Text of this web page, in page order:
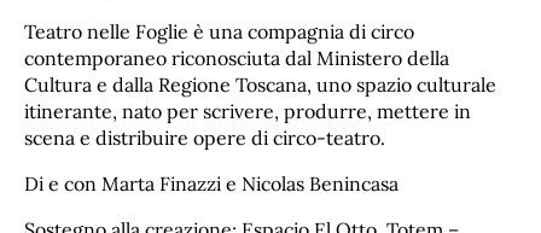
Teatro nelle Foglie è una compagnia di circo
contemporaneo riconosciuta dal Ministero della
Cultura e dalla Regione Toscana, uno spazio culturale
itinerante, nato per scrivere, produrre, mettere in
scena e distribuire opere di circo-teatro.
Di e con Marta Finazzi e Nicolas Benincasa